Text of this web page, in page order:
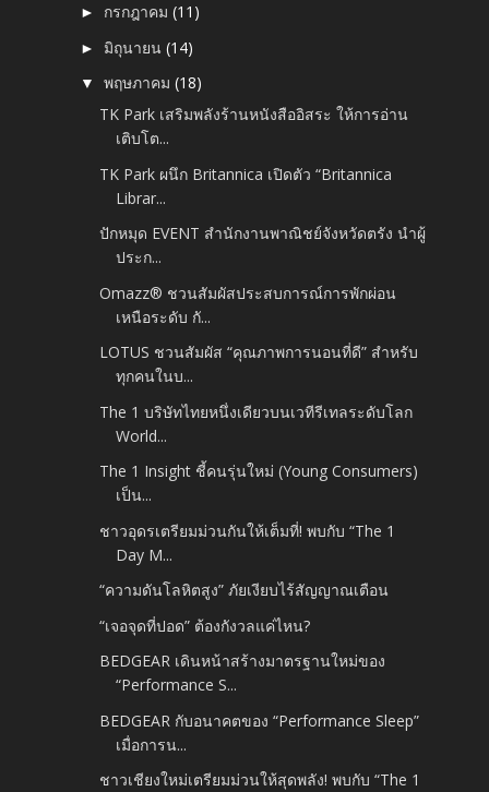
► กรกฎาคม(11)
► มิถุนายน(14)
▼พฤษภาคม(18)
TK Park เสริมพลังร้านหนังสืออิสระ ให้การอ่าน
เติบโต...
TK Park ผนึก Britannica เปิดตัว “Britannica
Librar...
ปักหมุด EVENT สำนักงานพาณิชย์จังหวัดตรัง นำผู้
ประก...
Omazz® ชวนสัมผัสประสบการณ์การพักผ่อน
เหนือระดับ กั...
LOTUS ชวนสัมผัส “คุณภาพการนอนที่ดี” สำหรับ
ทุกคนในบ...
The 1 บริษัทไทยหนึ่งเดียวบนเวทีรีเทลระดับโลก
World...
The 1 Insight ชี้คนรุ่นใหม่ (Young Consumers)
เป็น...
ชาวอุดรเตรียมม่วนกันให้เต็มที่! พบกับ “The 1
Day M...
“ความดันโลหิตสูง” ภัยเงียบไร้สัญญาณเตือน
“เจอจุดที่ปอด” ต้องกังวลแค่ไหน?
BEDGEAR เดินหน้าสร้างมาตรฐานใหม่ของ
“Performance S...
BEDGEAR กับอนาคตของ “Performance Sleep”
เมื่อการน...
ชาวเชียงใหม่เตรียมม่วนให้สุดพลัง! พบกับ “The 1